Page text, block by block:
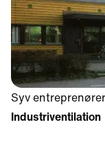
Syv
Industriventilation